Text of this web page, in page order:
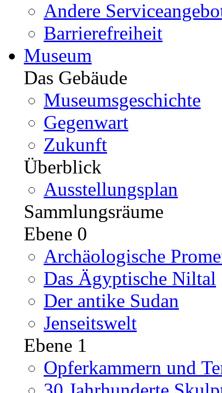
Andere
Barrierefreiheit
Museum
Das Gebäude
Museumsgeschichte
Gegenwart
Zukunft
Überblick
Ausstellungsplan
Sammlungsräume
Ebene 0
Archäologische
Das Ägyptische Niltal
Der antike Sudan
Jenseitswelt
Ebene 1
Opferkammern und